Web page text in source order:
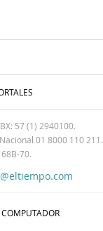
57 (1) 2940100.
01 8000 110 211.
70.
COMPUTADOR